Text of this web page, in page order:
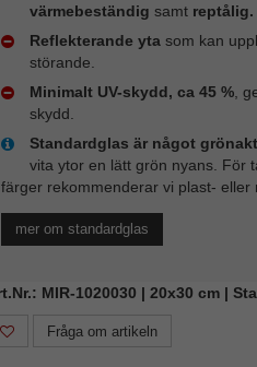
värmebeständig samt reptålig.
Reflekterande yta som kan
störande.
Minimalt UV-skydd, ca 45 %,
skydd.
Standardglas är något
vita ytor en lätt grön nyans. För
färger rekommenderar vi plast- eller
mer om standardglas
MIR-1020030 | 20x30 cm |
Fråga om artikeln